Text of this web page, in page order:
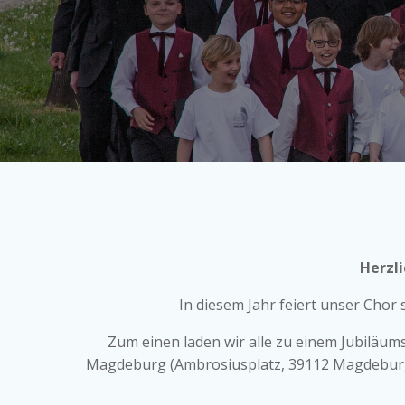
In diesem Jahr feiert unser
Zum einen laden wir alle zu einem
Magdeburg (Ambrosiusplatz, 39112